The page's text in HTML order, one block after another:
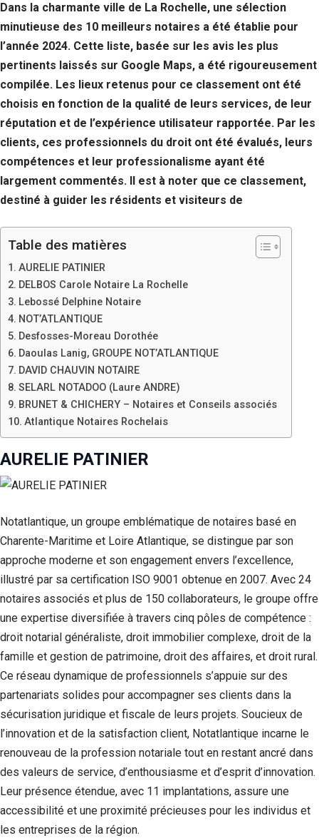
Dans la charmante ville de La Rochelle, une sélection
minutieuse des 10 meilleurs notaires a été établie pour
l’année 2024. Cette liste, basée sur les avis les plus
pertinents laissés sur Google Maps, a été rigoureusement
compilée. Les lieux retenus pour ce classement ont été
choisis en fonction de la qualité de leurs services, de leur
réputation et de l’expérience utilisateur rapportée. Par les
clients, ces professionnels du droit ont été évalués, leurs
compétences et leur professionalisme ayant été
largement commentés. Il est à noter que ce classement,
destiné à guider les résidents et visiteurs de
Table des matières
AURELIE PATINIER
DELBOS Carole Notaire La Rochelle
Lebossé Delphine Notaire
NOT’ATLANTIQUE
Desfosses-Moreau Dorothée
Daoulas Lanig, GROUPE NOT’ATLANTIQUE
DAVID CHAUVIN NOTAIRE
SELARL NOTADOO (Laure ANDRE)
BRUNET & CHICHERY – Notaires et Conseils associés
Atlantique Notaires Rochelais
AURELIE PATINIER
Notatlantique, un groupe emblématique de notaires basé en
Charente-Maritime et Loire Atlantique, se distingue par son
approche moderne et son engagement envers l’excellence,
illustré par sa certification ISO 9001 obtenue en 2007. Avec 24
notaires associés et plus de 150 collaborateurs, le groupe offre
une expertise diversifiée à travers cinq pôles de compétence :
droit notarial généraliste, droit immobilier complexe, droit de la
famille et gestion de patrimoine, droit des affaires, et droit rural.
Ce réseau dynamique de professionnels s’appuie sur des
partenariats solides pour accompagner ses clients dans la
sécurisation juridique et fiscale de leurs projets. Soucieux de
l’innovation et de la satisfaction client, Notatlantique incarne le
renouveau de la profession notariale tout en restant ancré dans
des valeurs de service, d’enthousiasme et d’esprit d’innovation.
Leur présence étendue, avec 11 implantations, assure une
accessibilité et une proximité précieuses pour les individus et
les entreprises de la région.